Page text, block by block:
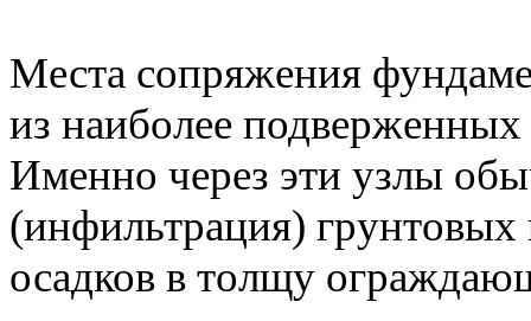
Места сопряжения
из наиболее
Именно через эти узлы
(инфильтрация)
осадков в толщу